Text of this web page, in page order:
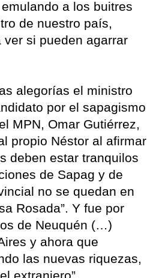
a los buitres
de nuestro país,
ver si pueden agarrar
alegorías el ministro
por el sapagismo
MPN, Omar Gutiérrez,
propio Néstor al afirmar
deben estar tranquilos
de Sapag y de
no se quedan en
Rosada”. Y fue por
de Neuquén (…)
y ahora que
las nuevas riquezas,